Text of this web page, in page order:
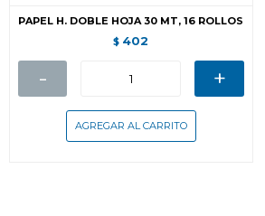
PAPEL H. DOBLE HOJA 30 MT, 16 ROLLOS
$ 402
- +